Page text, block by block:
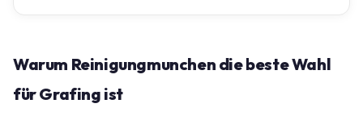
Warum Reinigungmunchen die beste Wahl
für Grafing ist